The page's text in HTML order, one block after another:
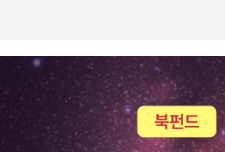
본, 삶의 질, 신기술, 그리고 지역 자본으로
법에 대해 고민하게 한다. ‘지역 자본
단 물질 자본에 국한되는 것이 아니라 사회
인력 등을 포괄하는 매우 포용적인 개념이